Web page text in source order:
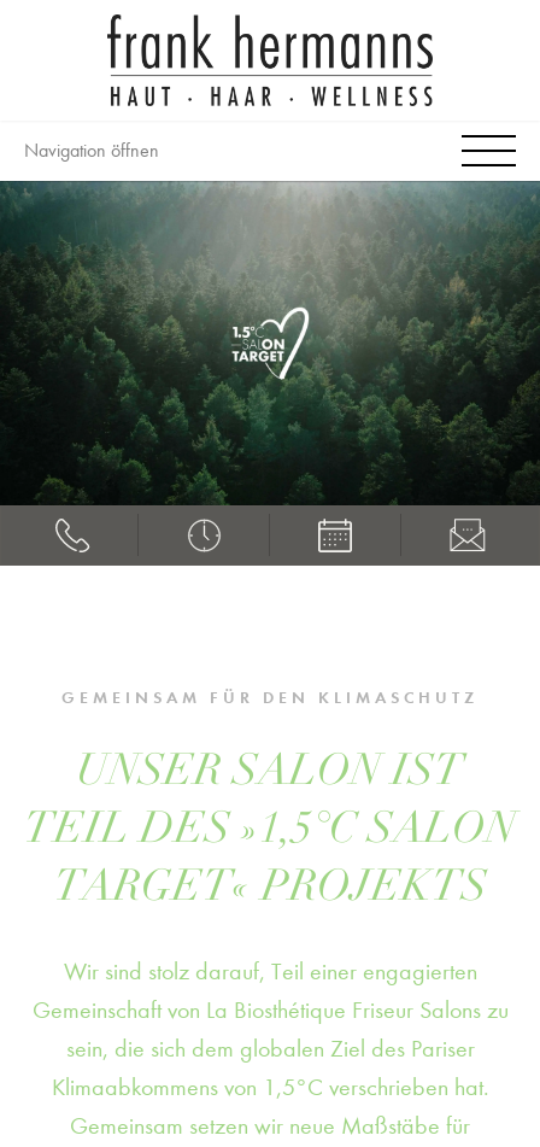
Navigation öffnen
GEMEINSAM FÜR DEN KLIMASCHUTZ
UNSER SALON IST
TEIL DES »1,5°C SALON
TARGET« PROJEKTS
Wir sind stolz darauf, Teil einer engagierten
Gemeinschaft von La Biosthétique Friseur Salons zu
sein, die sich dem globalen Ziel des Pariser
Klimaabkommens von 1,5°C verschrieben hat.
Gemeinsam setzen wir neue Maßstäbe für